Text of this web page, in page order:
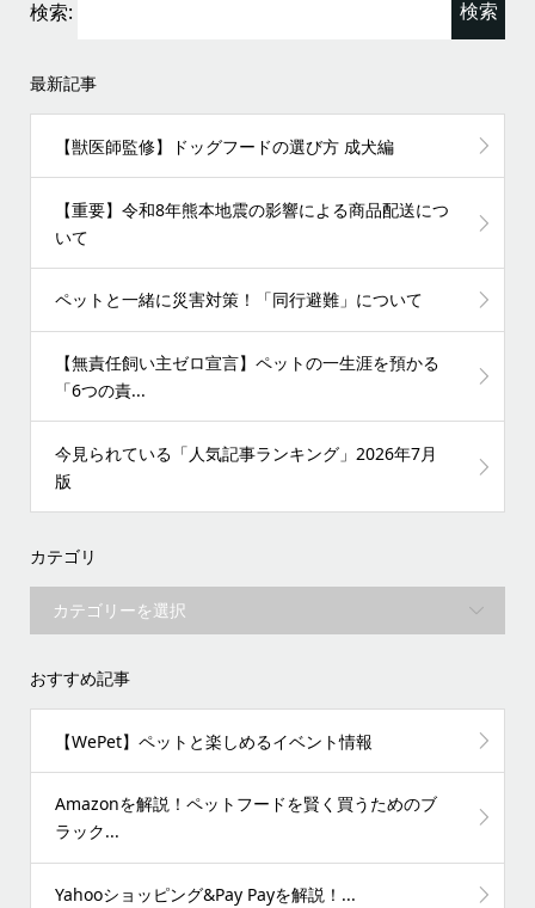
検索:
最新記事
【獣医師監修】ドッグフードの選び方 成犬編
【重要】令和8年熊本地震の影響による商品配送につ
いて
ペットと一緒に災害対策！「同行避難」について
【無責任飼い主ゼロ宣言】ペットの一生涯を預かる
「6つの責...
今見られている「人気記事ランキング」2026年7月
版
カテゴリ
おすすめ記事
【WePet】ペットと楽しめるイベント情報
Amazonを解説！ペットフードを賢く買うためのブ
ラック...
Yahooショッピング&Pay Payを解説！...